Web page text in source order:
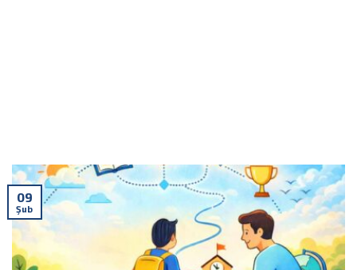
ÖN KAYIT
09
Şub